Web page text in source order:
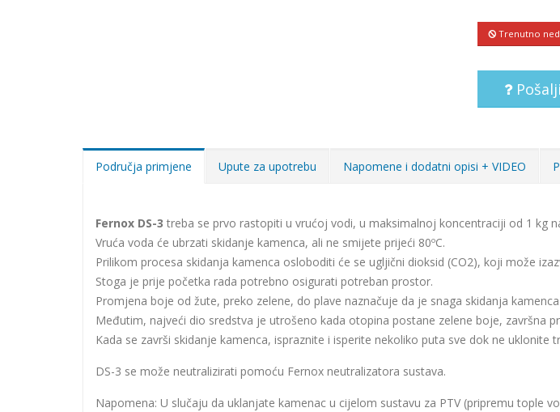
Trenutno
Područja primjene Upute za upotrebu Napomene i dodatni opisi + VIDEO
Fernox DS-3 treba se prvo rastopiti u vrućoj vodi, u maksimalnoj koncentraciji od 1 kg
Vruća voda će ubrzati skidanje kamenca, ali ne smijete prijeći 80ºC.
Prilikom procesa skidanja kamenca osloboditi će se ugljični dioksid (CO2), koji može
Stoga je prije početka rada potrebno osigurati potreban prostor.
Promjena boje od žute, preko zelene, do plave naznačuje da je snaga skidanja
Međutim, najveći dio sredstva je utrošeno kada otopina postane zelene boje, završna
Kada se završi skidanje kamenca, ispraznite i isperite nekoliko puta sve dok ne uklonite
DS-3 se može neutralizirati pomoću Fernox neutralizatora sustava.
Napomena: U slučaju da uklanjate kamenac u cijelom sustavu za PTV (pripremu tople